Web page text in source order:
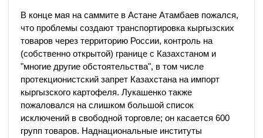
В конце мая на саммите в Астане Атамбаев пожался,
что проблемы создают транспортировка кыргызских
товаров через территорию России, контроль на
(собственно открытой) границе с Казахстаном и
"многие другие обстоятельства", в том числе
протекционистский запрет Казахстана на импорт
кыргызского картофеля. Лукашенко также
пожаловался на слишком большой список
исключений в свободной торговле; он касается 600
групп товаров. Наднациональные институты